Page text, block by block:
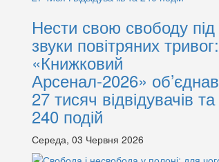
Нести свою свободу під
звуки повітряних тривог:
«Книжковий
Арсенал-2026» об’єднав
27 тисяч відвідувачів та
240 подій
Середа, 03 Червня 2026